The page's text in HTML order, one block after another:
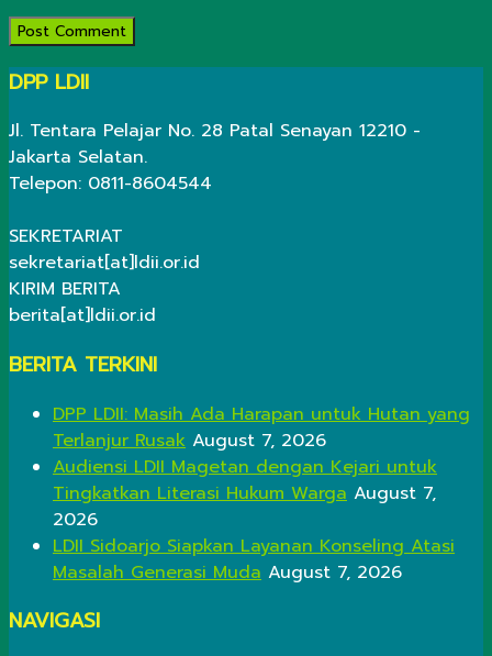
DPP LDII
Jl. Tentara Pelajar No. 28 Patal Senayan 12210 -
Jakarta Selatan.
Telepon: 0811-8604544
SEKRETARIAT
sekretariat[at]ldii.or.id
KIRIM BERITA
berita[at]ldii.or.id
BERITA TERKINI
DPP LDII: Masih Ada Harapan untuk Hutan yang
Terlanjur Rusak August 7, 2026
Audiensi LDII Magetan dengan Kejari untuk
Tingkatkan Literasi Hukum Warga August 7,
2026
LDII Sidoarjo Siapkan Layanan Konseling Atasi
Masalah Generasi Muda August 7, 2026
NAVIGASI